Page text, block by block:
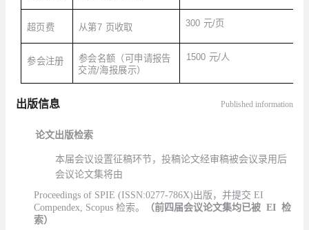
超页费 从第7 页收取 300 元/页
参会注册
参会名额（可申请报告
交流/海报展示）
1500 元/人
出版信息 Published information
论文出版检索
本届会议设置征稿环节，投稿论文经审稿被会议录用后
会议论文集将由
Proceedings of SPIE (ISSN:0277-786X)出版，并提交 EI
Compendex, Scopus 检索。 （前四 届会议论文集均已被EI 检
索）